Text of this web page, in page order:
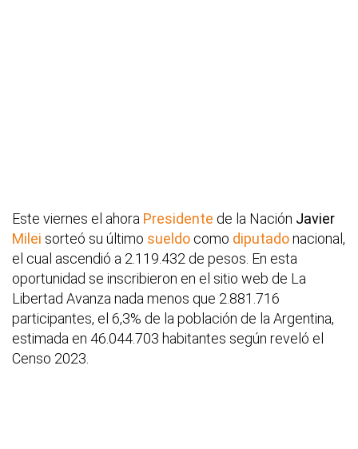
Este viernes el ahora Presidente de la Nación Javier
Milei sorteó su último sueldo como diputadonacional,
el cual ascendió a 2.119.432 de pesos. En esta
oportunidad se inscribieron en el sitio web de La
Libertad Avanza nada menos que 2.881.716
participantes, el 6,3% de la población de la Argentina,
estimada en 46.044.703 habitantes según reveló el
Censo 2023.